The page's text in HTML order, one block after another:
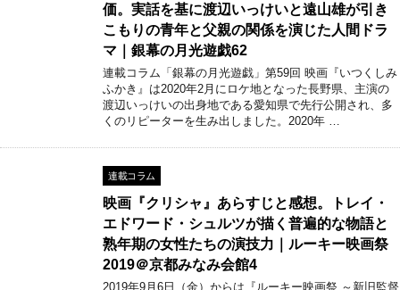
価。実話を基に渡辺いっけいと遠山雄が引き
こもりの青年と父親の関係を演じた人間ドラ
マ｜銀幕の月光遊戯62
連載コラム「銀幕の月光遊戯」第59回 映画『いつくしみ
ふかき』は2020年2月にロケ地となった長野県、主演の
渡辺いっけいの出身地である愛知県で先行公開され、多
くのリピーターを生み出しました。2020年 …
連載コラム
映画『クリシャ』あらすじと感想。トレイ・
エドワード・シュルツが描く普遍的な物語と
熟年期の女性たちの演技力｜ルーキー映画祭
2019＠京都みなみ会館4
2019年9月6日（金）からは『ルーキー映画祭 ～新旧監督